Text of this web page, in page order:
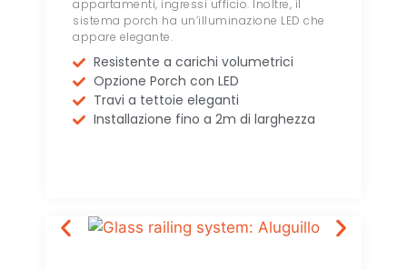
appartamenti, ingressi ufficio. Inoltre, il
sistema porch ha un’illuminazione LED che
appare elegante.
Resistente a carichi volumetrici
Opzione Porch con LED
Travi a tettoie eleganti
Installazione fino a 2m di larghezza